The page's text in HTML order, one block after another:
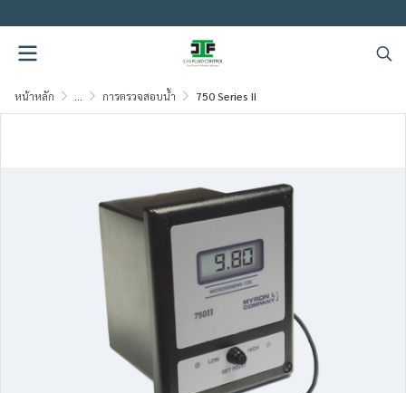
หน้าหลัก การตรวจสอบน้ำ 750 Series II